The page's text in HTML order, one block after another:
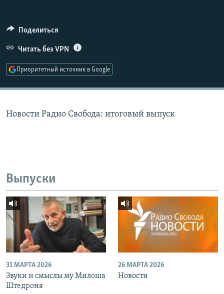
ПОДПИШИТЕСЬ НА РАССЫЛКУ
СОЦИАЛЬНЫЕ СЕТИ
Поделиться
Читать без VPN
Приоритетный источник в Google
Новости Радио Свобода: итоговый выпуск
Выпуски
31 МАРТА 2026
Звуки и смыслы му Милоша
Штедроня
26 МАРТА 2026
Новости